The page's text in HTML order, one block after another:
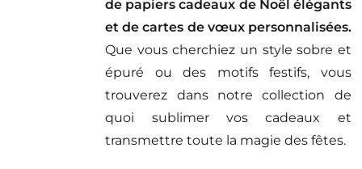
de papiers cadeaux de Noël élégants
et de cartes de vœux personnalisées.
Que vous cherchiez un style sobre et
épuré ou des motifs festifs, vous
trouverez dans notre collection de
quoi sublimer vos cadeaux et
transmettre toute la magie des fêtes.